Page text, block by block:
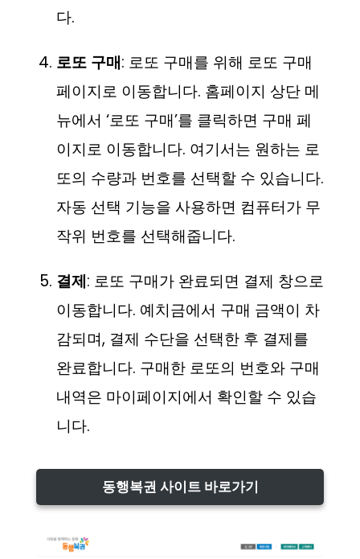
다.
로또 구매: 로또 구매를 위해 로또 구매
페이지로 이동합니다. 홈페이지 상단 메
뉴에서 ‘로또 구매’를 클릭하면 구매 페
이지로 이동합니다. 여기서는 원하는 로
또의 수량과 번호를 선택할 수 있습니다.
자동 선택 기능을 사용하면 컴퓨터가 무
작위 번호를 선택해줍니다.
결제: 로또 구매가 완료되면 결제 창으로
이동합니다. 예치금에서 구매 금액이 차
감되며, 결제 수단을 선택한 후 결제를
완료합니다. 구매한 로또의 번호와 구매
내역은 마이페이지에서 확인할 수 있습
니다.
동행복권 사이트 바로가기